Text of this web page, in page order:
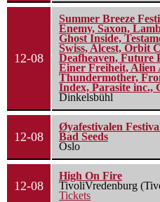
12-08
Summer Breeze
Enemy, Saxon,
Ghost Inside,
Swiss, Alcest, Orbit
Deafheaven, Future
Einer Freiheit, Alien
Thundermother,
Index, Parasite inc.,
Dinkelsbühl
12-08
Øyafestivalen
Bad Seeds
Oslo
12-08
High On Fire
TivoliVredenburg
Tickets